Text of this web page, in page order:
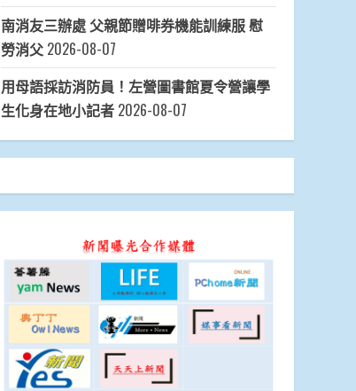
南消友三辦處 父親節贈啡券機能訓練服 慰
勞消父 2026-08-07
用母語採訪消防員！左營圖書館夏令營讓學
生化身在地小記者 2026-08-07